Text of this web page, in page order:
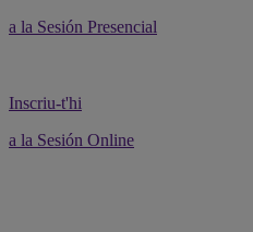
a la Sesión Presencial
Inscriu-t'hi
a la Sesión Online